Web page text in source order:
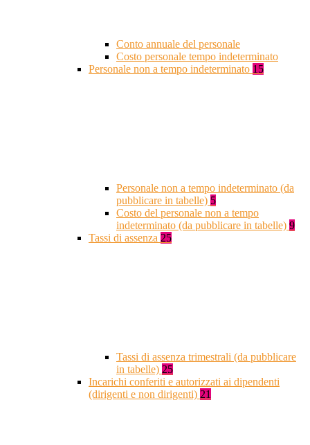
Conto annuale del personale
Costo personale tempo indeterminato
Personale non a tempo indeterminato 15
Personale non a tempo indeterminato (da
pubblicare in tabelle) 5
Costo del personale non a tempo
indeterminato (da pubblicare in tabelle) 9
Tassi di assenza 25
Tassi di assenza trimestrali (da pubblicare
in tabelle) 25
Incarichi conferiti e autorizzati ai dipendenti
(dirigenti e non dirigenti) 21